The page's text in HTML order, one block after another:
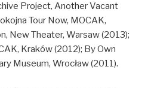
Project, Another Vacant
Tour Now, MOCAK,
New Theater, Warsaw (2013);
Kraków (2012); By Own
Museum, Wrocław (2011).